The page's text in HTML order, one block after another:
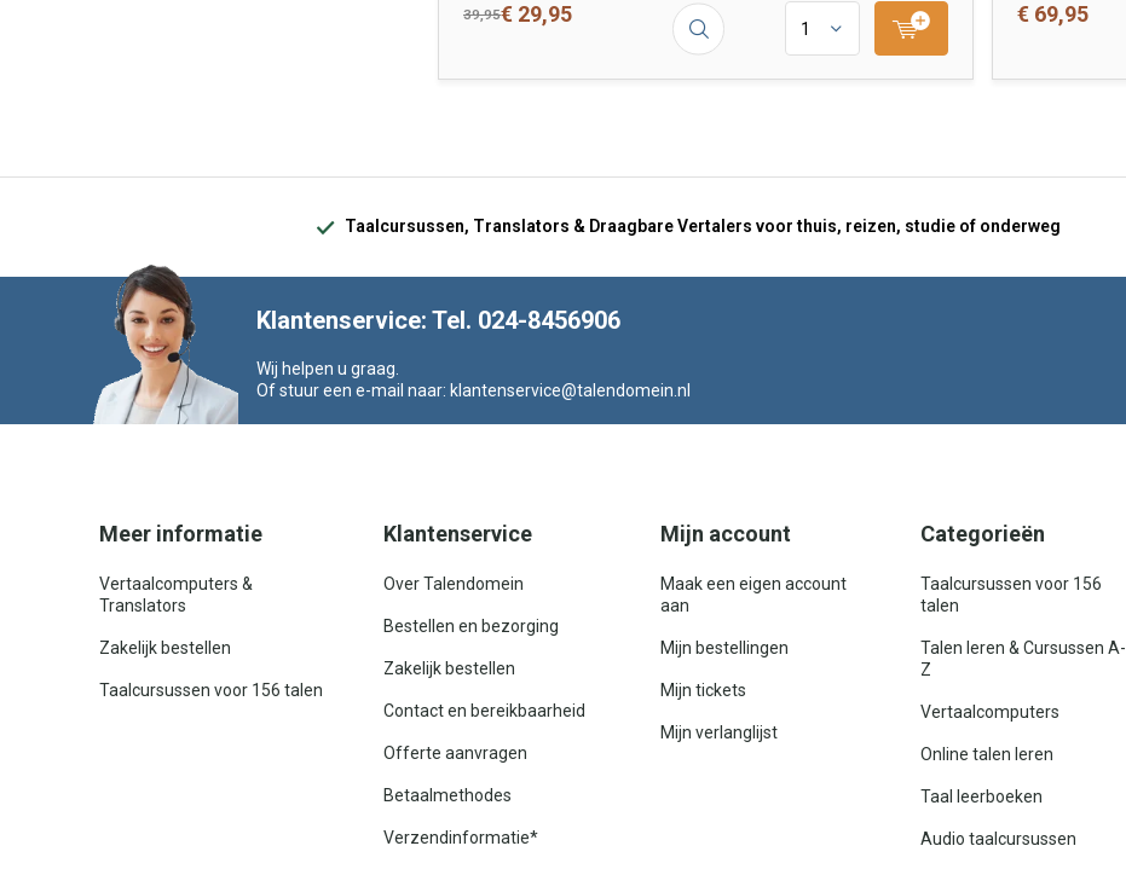
39,95€ 29,95 € 69,95
Taalcursussen, Translators & Draagbare Vertalers voor thuis, reizen, studie of onderweg
Klantenservice: Tel. 024-8456906
Wij helpen u graag.
Of stuur een e-mail naar: klantenservice@talendomein.nl
Meer informatie
Vertaalcomputers &
Translators
Zakelijk bestellen
Taalcursussen voor 156 talen
Klantenservice
Over Talendomein
Bestellen en bezorging
Zakelijk bestellen
Contact en bereikbaarheid
Offerte aanvragen
Betaalmethodes
Verzendinformatie*
Mijn account
Maak een eigen account
aan
Mijn bestellingen
Mijn tickets
Mijn verlanglijst
Categorieën
Taalcursussen voor 156
talen
Talen leren & Cursussen A-
Z
Vertaalcomputers
Online talen leren
Taal leerboeken
Audio taalcursussen